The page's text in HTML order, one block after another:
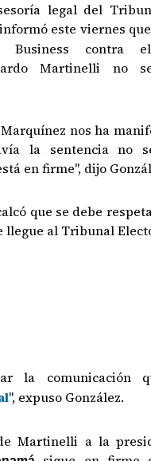
legal del
este viernes
contra
Martinelli no
nos ha
la sentencia no
en firme", dijo
que se debe
llegue al Tribunal
la comunicación
", expuso González.
Martinelli a la